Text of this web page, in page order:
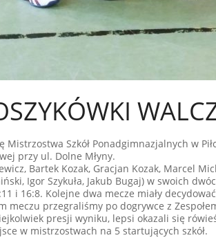
Mistrzostwa Szkół Ponadgimnazjalnych w
przy ul. Dolne Młyny.
Bartek Kozak, Gracjan Kozak, Marcel
Igor Szykuła, Jakub Bugaj) w swoich
i 16:8. Kolejne dwa mecze miały
meczu przegraliśmy po dogrywce z
presji wyniku, lepsi okazali się
w mistrzostwach na 5 startujących szkół.